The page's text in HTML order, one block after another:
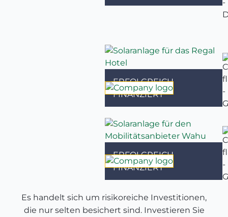
ERFOLGREICH
FINANZIERT
ERFOLGREICH
FINANZIERT
Es handelt sich um risikoreiche Investitionen,
die nur selten besichert sind. Investieren Sie